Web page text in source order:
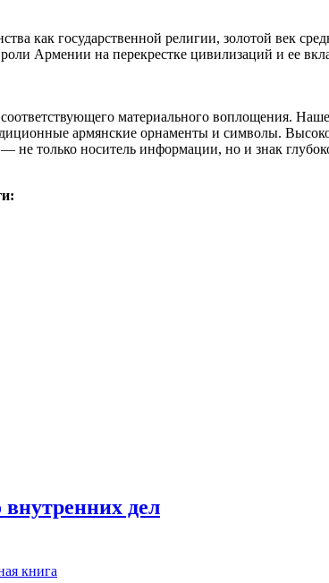
как государственной религии, золотой век
Армении на перекрестке цивилизаций и ее
материального воплощения.
армянские орнаменты и символы.
только носитель информации, но и знак
дел